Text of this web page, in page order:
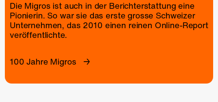
Die Migros ist auch in der Berichterstattung eine
Pionierin. So war sie das erste grosse Schweizer
Unternehmen, das 2010 einen reinen Online-Report
veröffentlichte.
100 Jahre Migros